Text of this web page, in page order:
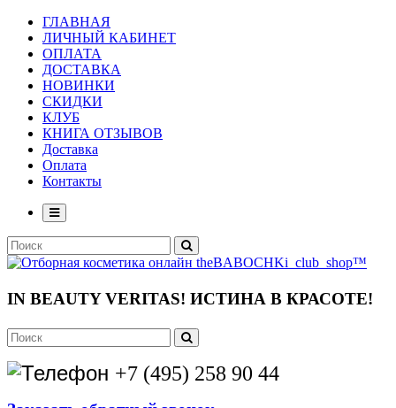
ГЛАВНАЯ
ЛИЧНЫЙ КАБИНЕТ
ОПЛАТА
ДОСТАВКА
НОВИНКИ
СКИДКИ
КЛУБ
КНИГА ОТЗЫВОВ
Доставка
Оплата
Контакты
IN BEAUTY VERITAS! ИСТИНА В КРАСОТЕ!
+7 (495) 258 90 44